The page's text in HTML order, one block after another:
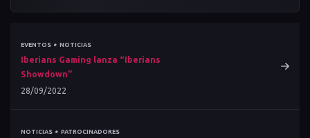
EVENTOS • NOTICIAS
Iberians Gaming lanza “Iberians
Showdown”
28/09/2022
NOTICIAS • PATROCINADORES